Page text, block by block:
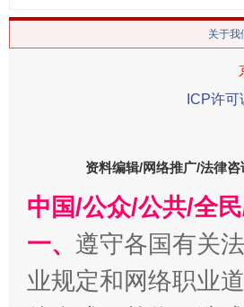
在谋一域中谋全局
关于我
ICP许
资料编辑/网络推广/法律咨
中国/公众/公共/全
一、 遵守各国有关
业规定和网络职业